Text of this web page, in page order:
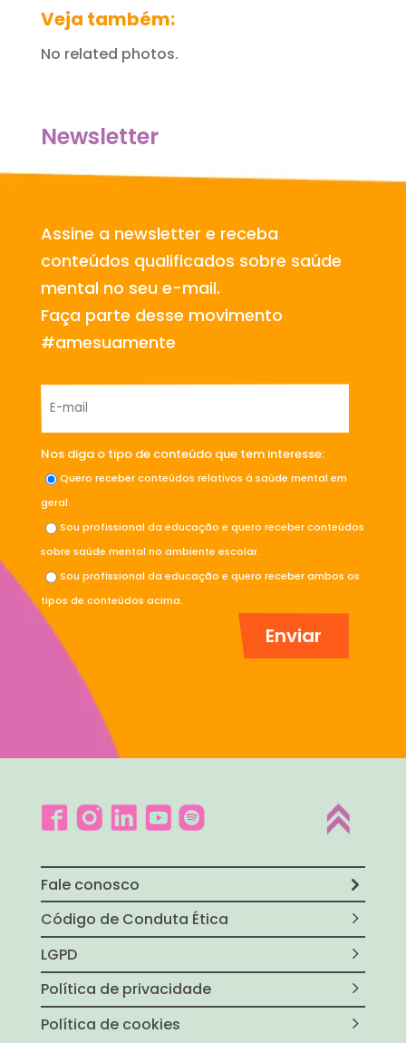
Veja também:
No related photos.
Newsletter
Assine a newsletter e receba
conteúdos qualificados sobre saúde
mental no seu e-mail.
Faça parte desse movimento
#amesuamente
Nos diga o tipo de conteúdo que tem interesse:
Quero receber conteúdos relativos à saúde mental em
geral.
Sou profissional da educação e quero receber conteúdos
sobre saúde mental no ambiente escolar.
Sou profissional da educação e quero receber ambos os
tipos de conteúdos acima.
Fale conosco
Código de Conduta Ética
LGPD
Política de privacidade
Política de cookies